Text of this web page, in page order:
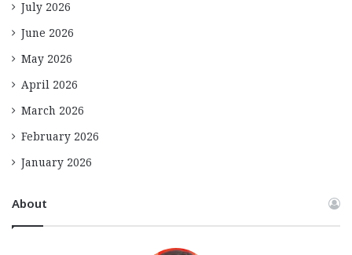
July 2026
June 2026
May 2026
April 2026
March 2026
February 2026
January 2026
About